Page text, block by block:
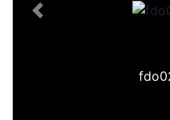
Previous